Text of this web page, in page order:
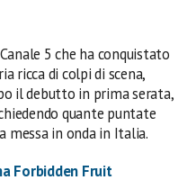
5 che ha conquistato
ricca di colpi di scena,
il debutto in prima serata,
quante puntate
messa in onda in Italia.
Forbidden Fruit